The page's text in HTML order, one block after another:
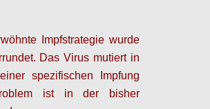
Impfstrategie wurde
Das Virus mutiert in
spezifischen Impfung
ist in der bisher